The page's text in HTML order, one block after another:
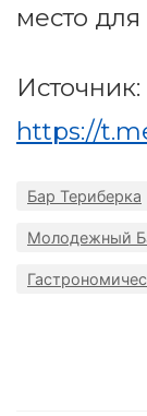
место для
Источник:
https://
Бар Териберка
Молодежный